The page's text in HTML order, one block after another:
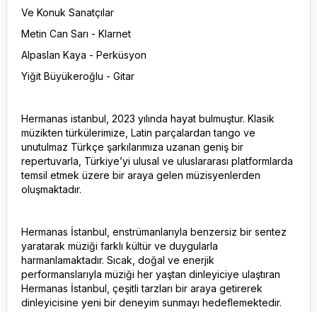
Ve Konuk Sanatçılar
Metin Can Sarı - Klarnet
Alpaslan Kaya - Perküsyon
Yiğit Büyükeroğlu - Gitar
Hermanas istanbul, 2023 yılında hayat bulmuştur. Klasik
müzikten türkülerimize, Latin parçalardan tango ve
unutulmaz Türkçe şarkılarımıza uzanan geniş bir
repertuvarla, Türkiye’yi ulusal ve uluslararası platformlarda
temsil etmek üzere bir araya gelen müzisyenlerden
oluşmaktadır.
Hermanas İstanbul, enstrümanlarıyla benzersiz bir sentez
yaratarak müziği farklı kültür ve duygularla
harmanlamaktadır. Sıcak, doğal ve enerjik
performanslarıyla müziği her yaştan dinleyiciye ulaştıran
Hermanas İstanbul, çeşitli tarzları bir araya getirerek
dinleyicisine yeni bir deneyim sunmayı hedeflemektedir.